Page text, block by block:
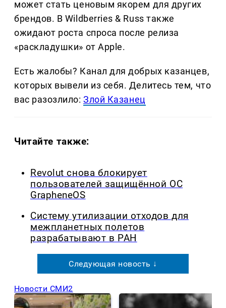
может стать ценовым якорем для других
брендов. В Wildberries & Russ также
ожидают роста спроса после релиза
«раскладушки» от Apple.
Есть жалобы? Канал для добрых казанцев,
которых вывели из себя. Делитеcь тем, что
вас разозлило:Злой Казанец
Читайте также:
Revolut снова блокирует
пользователей защищённой ОС
GrapheneOS
Систему утилизации отходов для
межпланетных полетов
разрабатывают в РАН
Следующая новость ↓
Новости СМИ2